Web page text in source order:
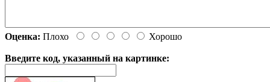
Оценка: Плохо Хорошо
Введите код, указанный на картинке: